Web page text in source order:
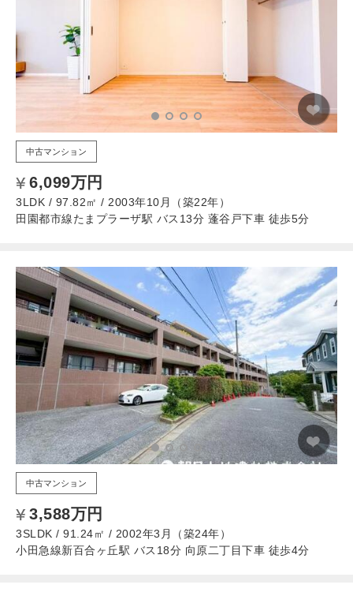
中古マンション
6,099万円
3LDK / 97.82㎡ / 2003年10月（築22年）
田園都市線たまプラーザ駅 バス13分 蓬谷戸下車 徒歩5分
中古マンション
3,588万円
3SLDK / 91.24㎡ / 2002年3月（築24年）
小田急線新百合ヶ丘駅 バス18分 向原二丁目下車 徒歩4分